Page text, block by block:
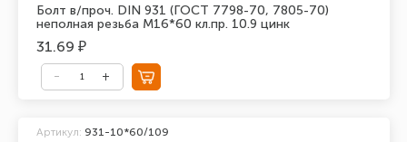
Болт в/проч. DIN 931 (ГОСТ 7798-70, 7805-70)
неполная резьба М16*60 кл.пр. 10.9 цинк
31.69 ₽
Артикул: 931-10*60/109